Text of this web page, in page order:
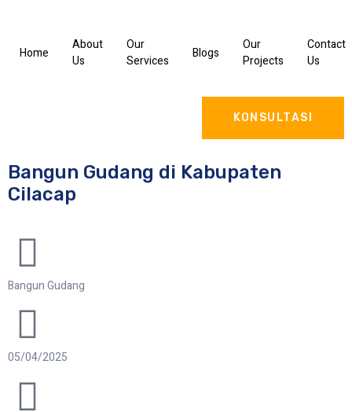
Home
About
Us
Our
Services
Blogs
Our
Projects
Contact
Us
KONSULTASI
Bangun Gudang di Kabupaten
Cilacap
Bangun Gudang
05/04/2025